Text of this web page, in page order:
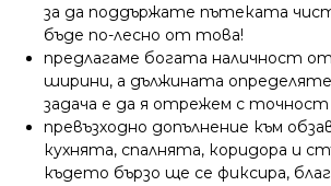
за да поддържате пътеката
бъде по-лесно от това!
предлагаме богата наличност
ширини, а дължината
задача е да я отрежем с
превъзходно допълнение към
кухнята, спалнята, коридора и
където бързо ще се фиксира,